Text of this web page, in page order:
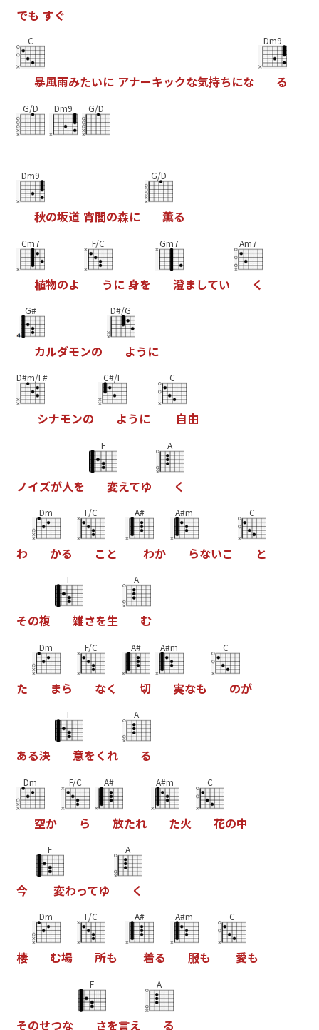
でも すぐ
C
暴風雨みたいに アナーキックな気持ちにな
Dm9
る
G/D Dm9 G/D
Dm9
秋の坂道 宵闇の森に
G/D
薫る
Cm7
植物のよ
F/C
う に 身を
Gm7
澄ましてい
Am7
く
G#
カルダモンの
D#/G
よう に
D#m/F#
シナモンの
C#/F
よう に
C
自由
ノイズが人を
F
変えてゆ
A
く
わ
Dm
かる
F/C
こ と
A#
わか
A#m
らないこ
C
と
その複
F
雑さを生
A
む
た
Dm
まら
F/C
なく
A#
切
A#m
実なも
C
のが
ある決
F
意をく れ
A
る
Dm
空か
F/C
ら
A#
放たれ
A#m
た火
C
花の中
今
F
変わってゆ
A
く
棲
Dm
む場
F/C
所も
A#
着る
A#m
服も
C
愛も
そのせつな
F
さを言え
A
る